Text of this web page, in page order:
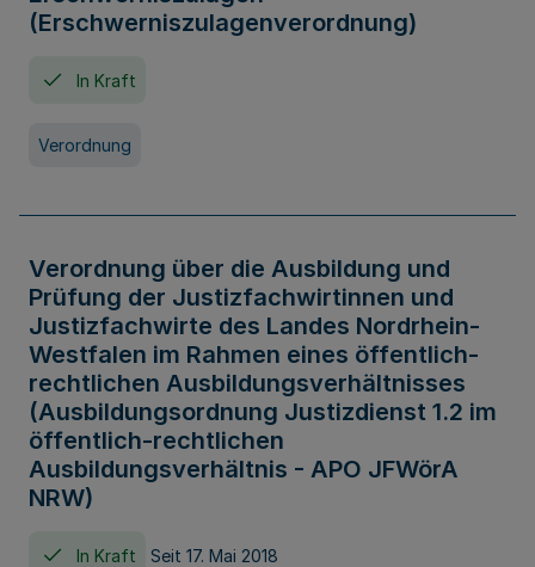
(Erschwerniszulagenverordnung)
In Kraft
Verordnung
Verordnung über die Ausbildung und
Prüfung der Justizfachwirtinnen und
Justizfachwirte des Landes Nordrhein-
Westfalen im Rahmen eines öffentlich-
rechtlichen Ausbildungsverhältnisses
(Ausbildungsordnung Justizdienst 1.2 im
öffentlich-rechtlichen
Ausbildungsverhältnis - APO JFWörA
NRW)
In Kraft Seit 17. Mai 2018